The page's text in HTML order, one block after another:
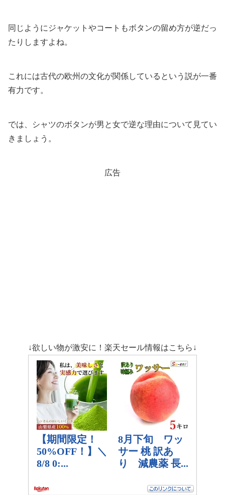
同じようにジャケットやコートもボタンの留め方が逆だっ
たりしますよね。
これには古代の欧州の文化が関係しているという説が一番
有力です。
では、シャツのボタンが男と女で逆な理由について見てい
きましょう。
広告
↓欲しい物が激安に！楽天セール情報はこちら↓